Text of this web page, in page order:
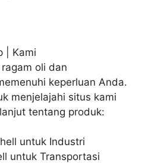
| Kami
oli dan
keperluan Anda.
menjelajahi situs kami
tentang produk:
untuk Industri
untuk Transportasi